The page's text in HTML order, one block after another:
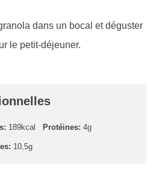
dans un bocal et déguster
le petit-déjeuner.
189kcal Protéines: 4g
10,5g